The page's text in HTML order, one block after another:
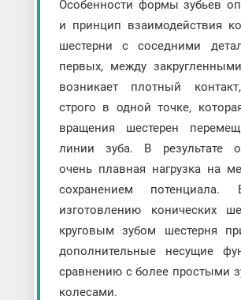
Особенности формы зубьев
и принцип взаимодействия
шестерни с соседними
первых, между
возникает плотный
строго в одной точке,
вращения шестерен
линии зуба. В результате
очень плавная нагрузка на
сохранением потенциала.
изготовлению конических
круговым зубом шестерня
дополнительные несущие
сравнению с более простыми
колесами.